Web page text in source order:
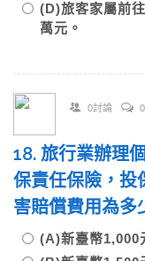
(D)旅客家屬前
萬元。
0討論
18. 旅行業辦理
保責任保險，投
害賠償費用為
(A)新臺幣